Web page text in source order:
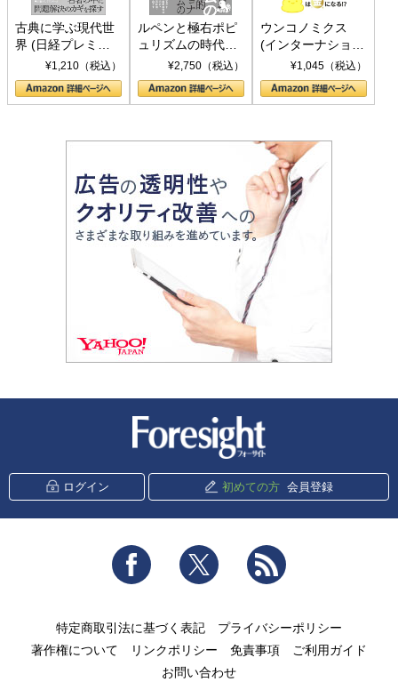
古典に学ぶ現代世
界 (日経プレミア
シリーズ)¥1,210（税込）
ルペンと極右ポピ
ュリズムの時代：
〈ヤヌス〉の二つ
の顔
¥2,750（税込）
ウンコノミクス
(インターナショナ
ル新書)¥1,045（税込）
ログイン 初めての方 会員登録
Facebook Twitter
特定商取引法に基づく表記
プライバシーポリシー
著作権について
リンクポリシー 免責事項
ご利用ガイド
お問い合わせ